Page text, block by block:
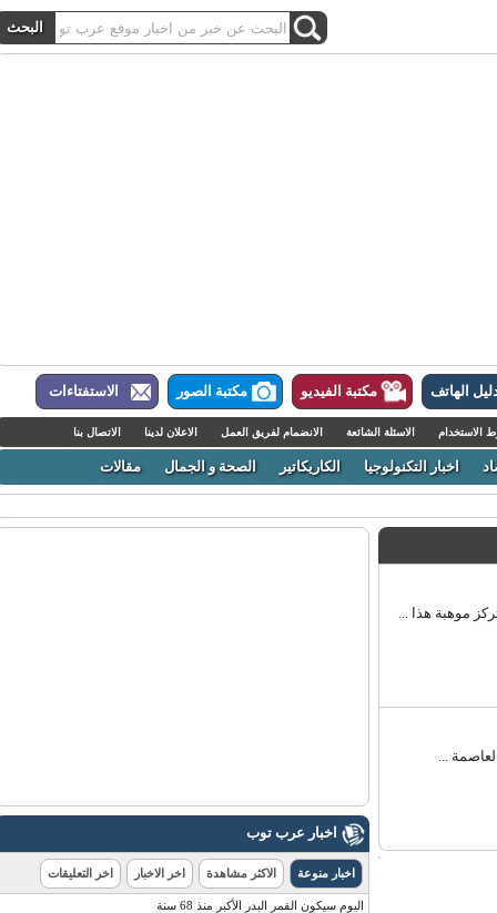
الهاتف مكتبة الفيديو مكتبة الصور الاستفتاءات
الاسئلة الشائعة الانضمام لفريق العمل الاعلان لدينا الاتصال بنا
اخبار التكنولوجيا الكاريكاتير الصحة و الجمال مقالات
موهبة هذا ...
...
اخبار عرب توب
اخبار منوعة الاكثر مشاهدة اخر الاخبار اخر التعليقات
اليوم سيكون القمر البدر الأكبر منذ 68 سنة